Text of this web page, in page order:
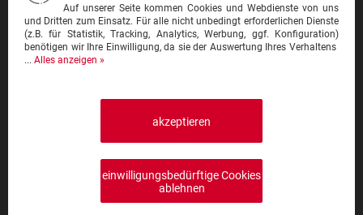
Nationalgericht
Orientalisch
Pasta
Auf unserer Seite kommen Cookies und Webdienste von uns
und Dritten zum Einsatz. Für alle nicht unbedingt erforderlichen Dienste
(z.B. für Statistik, Tracking, Analytics, Werbung, ggf. Konfiguration)
benötigen wir Ihre Einwilligung, da sie der Auswertung Ihres Verhaltens
... Alles anzeigen »
akzeptieren
einwilligungsbedürftige Cookies
ablehnen